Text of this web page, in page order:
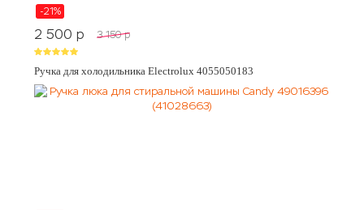
-21%
2 500 p 3 150 p
Ручка для холодильника Electrolux 4055050183